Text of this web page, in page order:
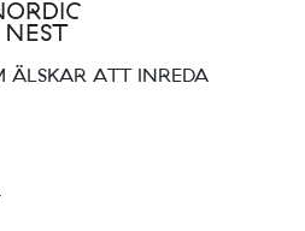
ÄLSKAR ATT INREDA